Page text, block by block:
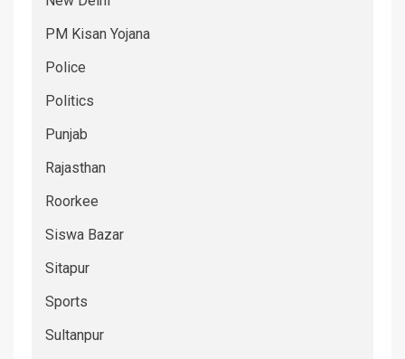
PM Kisan Yojana
Police
Politics
Punjab
Rajasthan
Roorkee
Siswa Bazar
Sitapur
Sports
Sultanpur